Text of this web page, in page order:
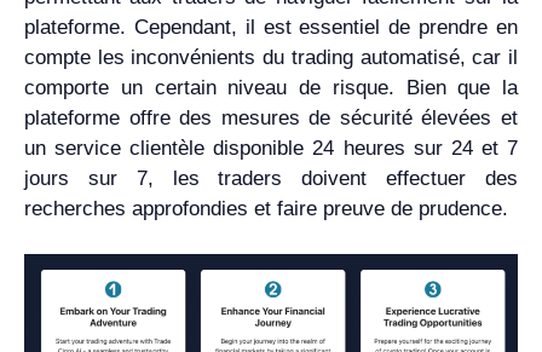
plateforme. Cependant, il est essentiel de prendre en
compte les inconvénients du trading automatisé, car il
comporte un certain niveau de risque. Bien que la
plateforme offre des mesures de sécurité élevées et
un service clientèle disponible 24 heures sur 24 et 7
jours sur 7, les traders doivent effectuer des
recherches approfondies et faire preuve de prudence.